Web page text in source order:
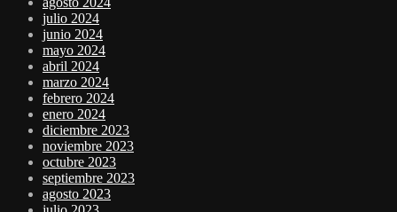
julio 2024
junio 2024
mayo 2024
abril 2024
marzo 2024
febrero 2024
enero 2024
diciembre 2023
noviembre 2023
octubre 2023
septiembre 2023
agosto 2023